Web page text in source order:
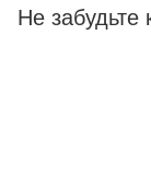
Не забудьте